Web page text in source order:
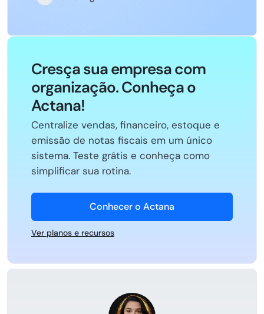
Cresça sua empresa com
organização. Conheça o
Actana!
Centralize vendas, financeiro, estoque e
emissão de notas fiscais em um único
sistema. Teste grátis e conheça como
simplificar sua rotina.
Conhecer o Actana
Ver planos e recursos